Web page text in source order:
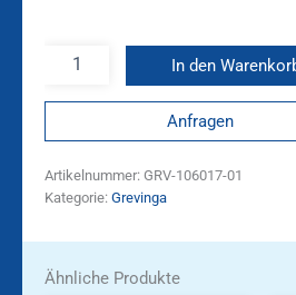
In den
Anfragen
Artikelnummer: GRV-106017-01
Kategorie: Grevinga
Ähnliche Produkte